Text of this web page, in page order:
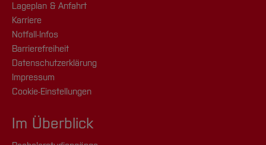
Lageplan & Anfahrt
Karriere
Notfall-Infos
Barrierefreiheit
Datenschutzerklärung
Impressum
Cookie-Einstellungen
Im Überblick